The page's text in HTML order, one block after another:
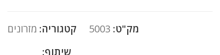
מק"ט: 5003 קטגוריה: מזרונים
שיתוף: